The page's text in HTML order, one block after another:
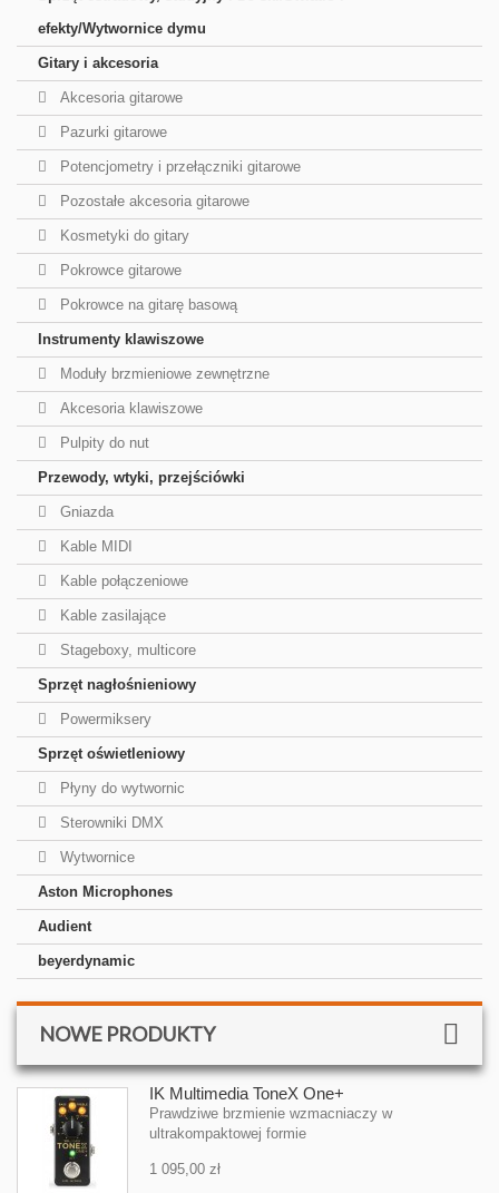
efekty/Wytwornice dymu
Gitary i akcesoria
Akcesoria gitarowe
Pazurki gitarowe
Potencjometry i przełączniki gitarowe
Pozostałe akcesoria gitarowe
Kosmetyki do gitary
Pokrowce gitarowe
Pokrowce na gitarę basową
Instrumenty klawiszowe
Moduły brzmieniowe zewnętrzne
Akcesoria klawiszowe
Pulpity do nut
Przewody, wtyki, przejściówki
Gniazda
Kable MIDI
Kable połączeniowe
Kable zasilające
Stageboxy, multicore
Sprzęt nagłośnieniowy
Powermiksery
Sprzęt oświetleniowy
Płyny do wytwornic
Sterowniki DMX
Wytwornice
Aston Microphones
Audient
beyerdynamic
NOWE PRODUKTY
IK Multimedia ToneX One+
Prawdziwe brzmienie wzmacniaczy w
ultrakompaktowej formie
1 095,00 zł